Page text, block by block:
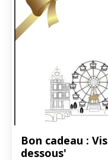
Bon cadeau :
dessous'